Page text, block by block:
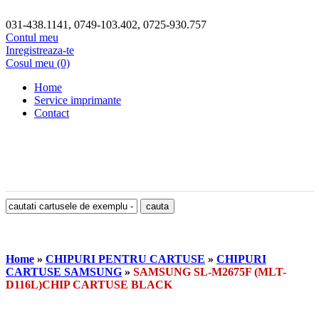
031-438.1141, 0749-103.402, 0725-930.757
Contul meu
Inregistreaza-te
Cosul meu (0)
Home
Service imprimante
Contact
Home » CHIPURI PENTRU CARTUSE » CHIPURI
CARTUSE SAMSUNG » SAMSUNG SL-M2675F (MLT-
D116L)CHIP CARTUSE BLACK